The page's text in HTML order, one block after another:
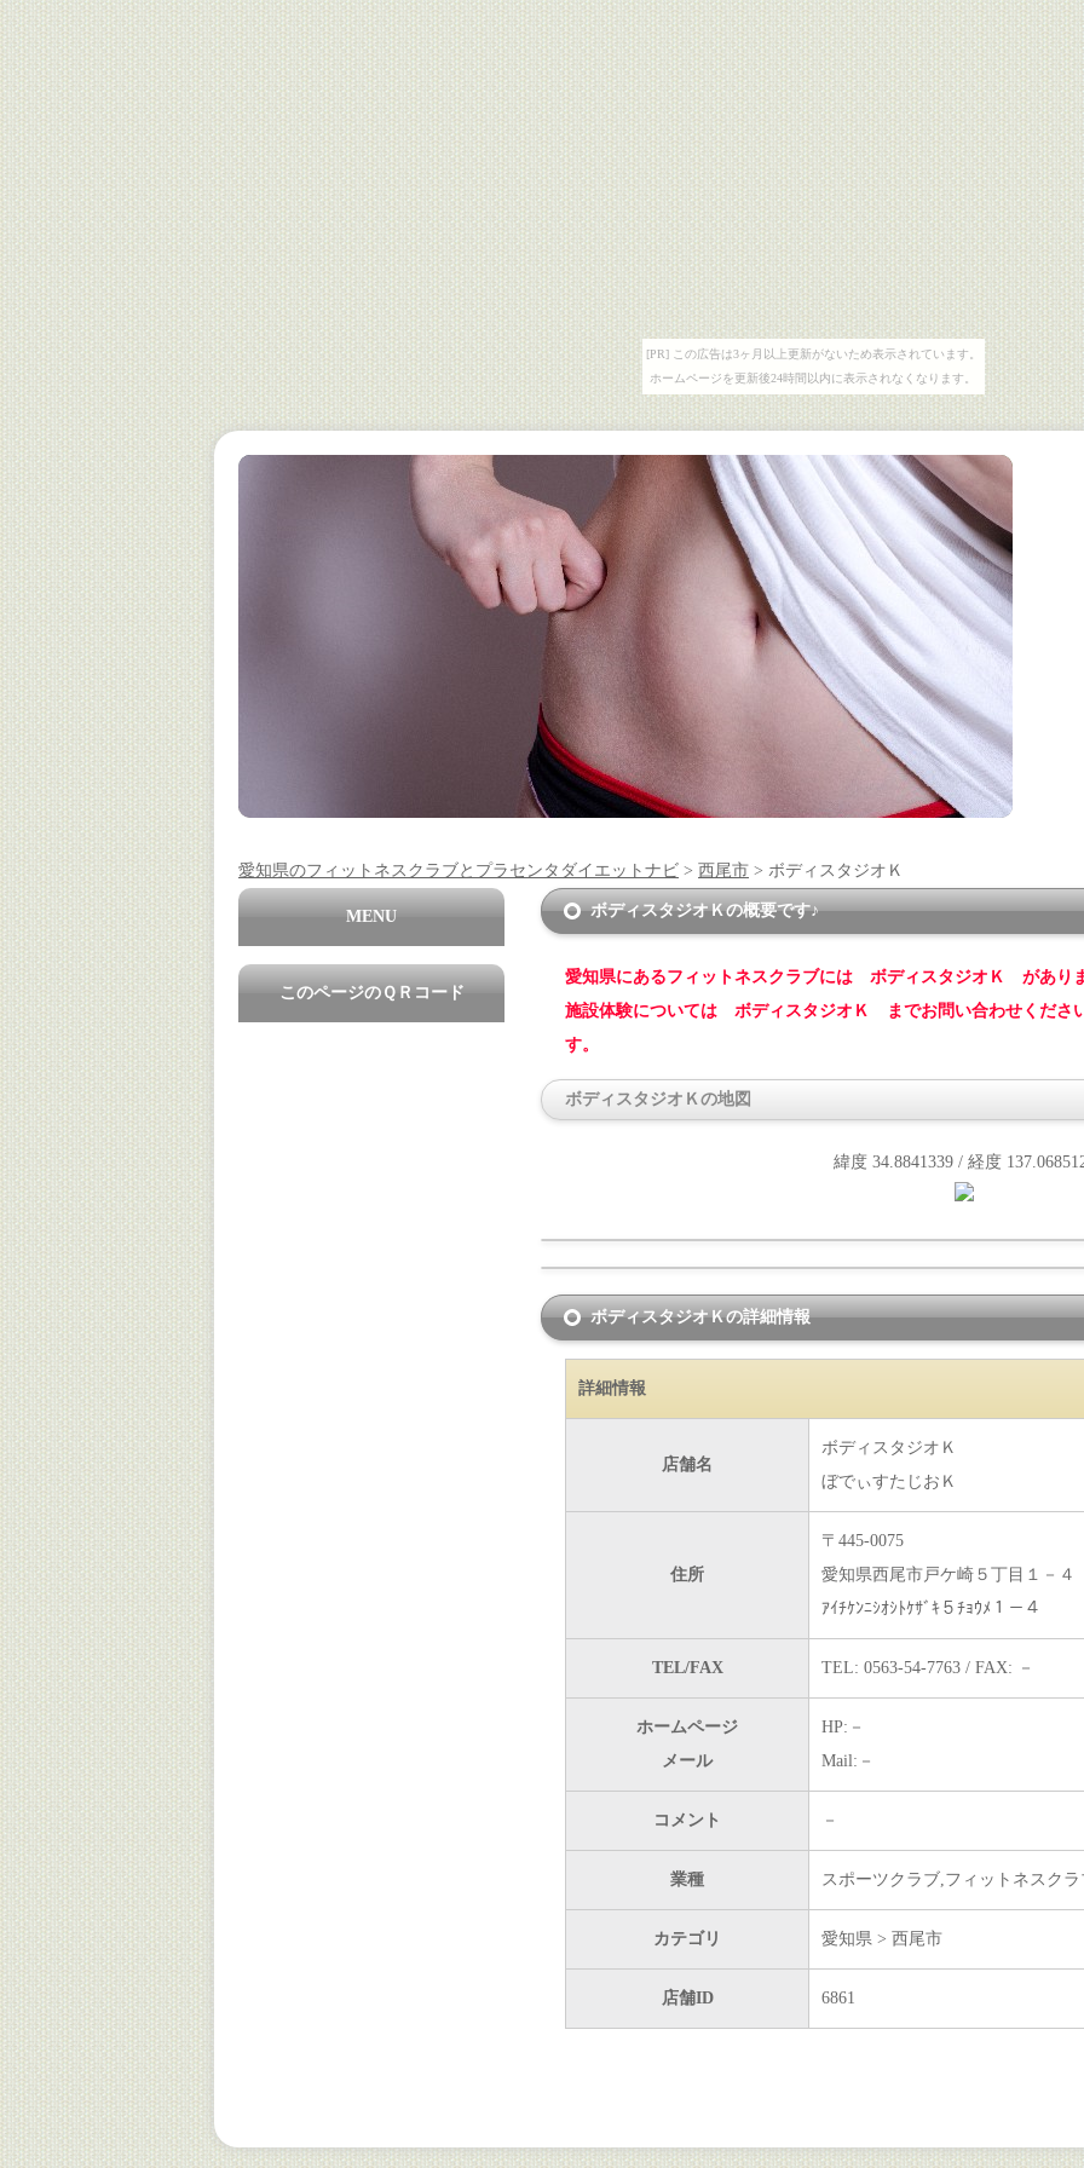
[PR] この広告は3ヶ月以上更新がないため表示されています。
ホームページを更新後24時間以内に表示されなくなります。
愛知県のフィットネスクラブとプラセンタダイエットナビ > 西尾市 > ボディスタジオＫ
ボディスタジオＫの概要です♪
愛知県にあるフィットネスクラブには ボディスタジオＫ があり
施設体験については ボディスタジオＫ までお問い合わせくださ
す。
ボディスタジオＫの地図
緯度 34.8841339 / 経度
ボディスタジオＫの詳細情報
詳細情報
店舗名
ボディスタジオＫ
ぼでぃすたじおＫ
住所
〒445-0075
愛知県西尾市戸ケ崎５丁目１－４
ｱｲﾁｹﾝﾆｼｵｼﾄｹｻﾞｷ５ﾁｮｳﾒ１－４
TEL/FAX TEL: 0563-54-7763 / FAX: －
ホームページ
メール
HP:－
Mail:－
コメント －
業種 スポーツクラブ,フィットネスクラ
カテゴリ 愛知県 > 西尾市
店舗ID 6861
MENU
このページのＱＲコード